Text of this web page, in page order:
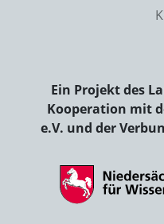
Ein Projekt des
Kooperation mit
e.V. und der